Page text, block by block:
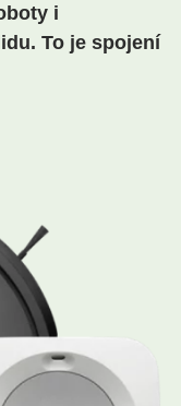
i
To je spojení